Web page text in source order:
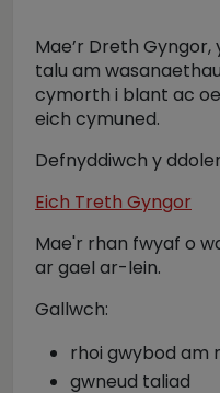
Mae’r Dreth
talu am
cymorth i blant ac
eich cymuned.
Defnyddiwch y
Eich Treth Gyngor
Mae'r rhan fwyaf o
ar gael ar-lein.
Gallwch:
rhoi gwybod am
gwneud taliad